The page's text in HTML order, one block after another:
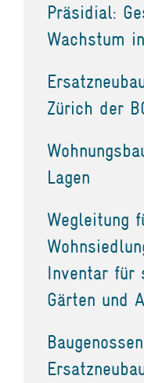
Präsidial:
Wachstum
Zürich der
Lagen
Wegleitung
Inventar für
Gärten und